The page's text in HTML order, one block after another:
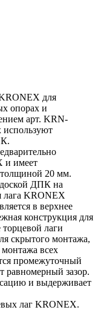
для
опорах и
арт. KRN-
используют
и имеет
20 мм.
доской ДПК на
лага KRONEX
в верхнее
конструкция для
лаги
скрытого монтажа,
всех
промежуточный
равномерный зазор.
и выдерживает
лаг KRONEX.